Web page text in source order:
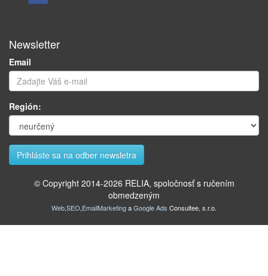
Newsletter
Email
Región:
© Copyright 2014-2026 RELIA, spoločnosť s ručením
obmedzeným
Web,SEO,EmailMarketingaGoogle Ads Consultee, s.r.o.